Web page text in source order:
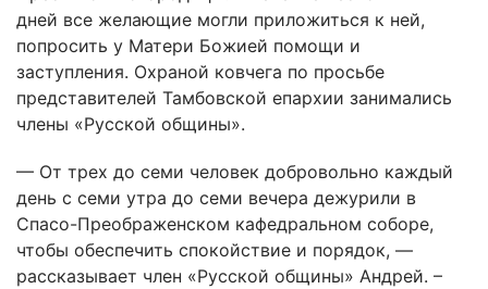
дней все желающие могли приложиться к ней,
попросить у Матери Божией помощи и
заступления. Охраной ковчега по просьбе
представителей Тамбовской епархии занимались
члены «Русской общины».
— От трех до семи человек добровольно каждый
день с семи утра до семи вечера дежурили в
Спасо-Преображенском кафедральном соборе,
чтобы обеспечить спокойствие и порядок, —
рассказывает член «Русской общины» Андрей. –